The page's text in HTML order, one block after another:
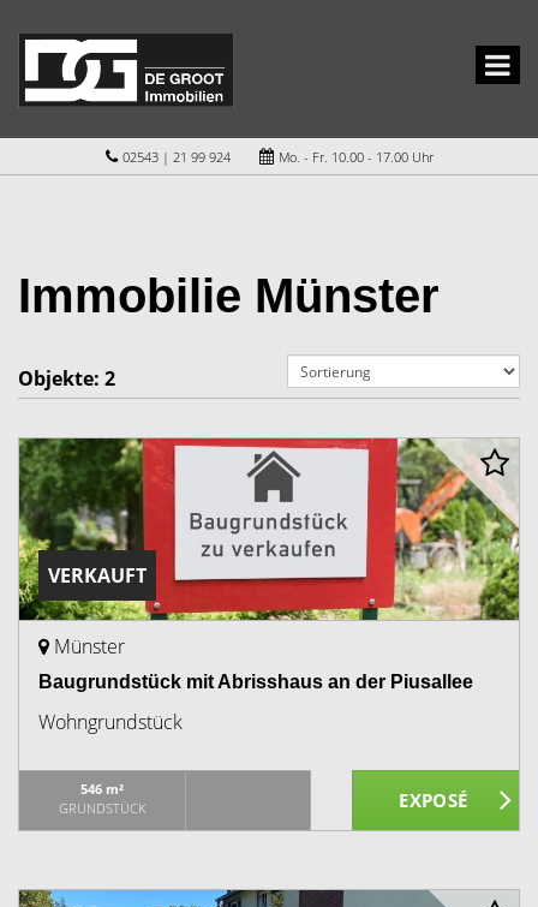
02543 | 21 99 924 Mo. - Fr. 10.00 - 17.00 Uhr
Immobilie Münster
Objekte: 2
VERKAUFT
Münster
Baugrundstück mit Abrisshaus an der Piusallee
Wohngrundstück
546 m²
GRUNDSTÜCK